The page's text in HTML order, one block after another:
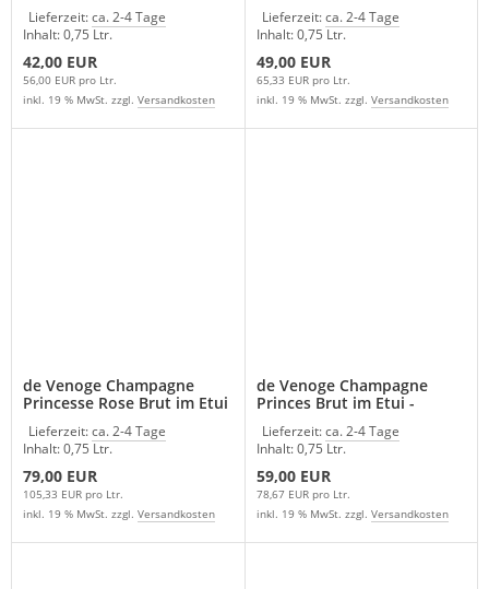
Lieferzeit:ca. 2-4 Tage
Inhalt: 0,75 Ltr.
42,00 EUR
56,00 EUR pro Ltr.
inkl. 19 % MwSt. zzgl. Versandkosten
Lieferzeit:ca. 2-4 Tage
Inhalt: 0,75 Ltr.
49,00 EUR
65,33 EUR pro Ltr.
inkl. 19 % MwSt. zzgl. Versandkosten
de Venoge Champagne
Princesse Rose Brut im Etui
Lieferzeit:ca. 2-4 Tage
Inhalt: 0,75 Ltr.
79,00 EUR
105,33 EUR pro Ltr.
inkl. 19 % MwSt. zzgl. Versandkosten
de Venoge Champagne
Princes Brut im Etui -
Lieferzeit:ca. 2-4 Tage
Inhalt: 0,75 Ltr.
59,00 EUR
78,67 EUR pro Ltr.
inkl. 19 % MwSt. zzgl. Versandkosten